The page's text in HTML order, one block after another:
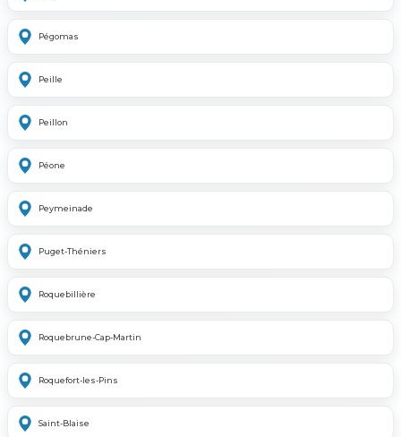
Pégomas
Peille
Peillon
Péone
Peymeinade
Puget-Théniers
Roquebillière
Roquebrune-Cap-Martin
Roquefort-les-Pins
Saint-Blaise